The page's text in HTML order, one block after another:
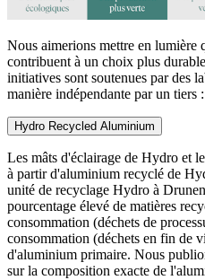
Nous aimerions mettre en lumière
contribuent à un choix plus
initiatives sont soutenues par des
manière indépendante par un tiers :
Hydro Recycled Aluminium
Les mâts d'éclairage de Hydro et
à partir d'aluminium recyclé de
unité de recyclage Hydro à
pourcentage élevé de matières
consommation (déchets de
consommation (déchets en fin de
d'aluminium primaire. Nous
sur la composition exacte de